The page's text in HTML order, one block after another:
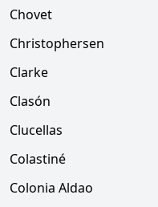
Chovet
Christophersen
Clarke
Clasón
Clucellas
Colastiné
Colonia Aldao